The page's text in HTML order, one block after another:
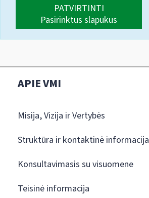
PATVIRTINTI
Pasirinktus slapukus
APIE VMI
Misija, Vizija ir Vertybės
Struktūra ir kontaktinė informacija
Konsultavimasis su visuomene
Teisinė informacija